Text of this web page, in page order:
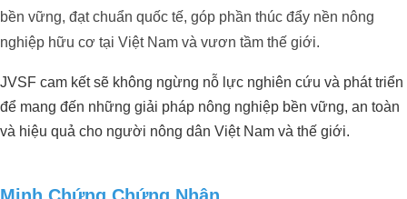
bền vững, đạt chuẩn quốc tế, góp phần thúc đẩy nền nông
nghiệp hữu cơ tại Việt Nam và vươn tầm thế giới.
JVSF cam kết sẽ không ngừng nỗ lực nghiên cứu và phát triển
để mang đến những giải pháp nông nghiệp bền vững, an toàn
và hiệu quả cho người nông dân Việt Nam và thế giới.
QUY TRÌNH NÂNG VÀ GIỮ pH ỔN
ĐỊNH CHO ĐẤT TRỒNG SẦU